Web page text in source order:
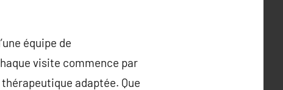
équipe de
visite commence par
adaptée. Que